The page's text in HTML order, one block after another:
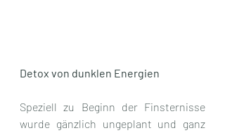
Detox von dunklen Energien
Speziell zu Beginn der Finsternisse
wurde gänzlich ungeplant und ganz